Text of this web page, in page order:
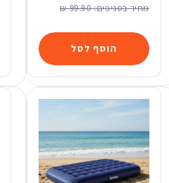
הוסף לסל
מחיר בסניפים:99.90 ₪